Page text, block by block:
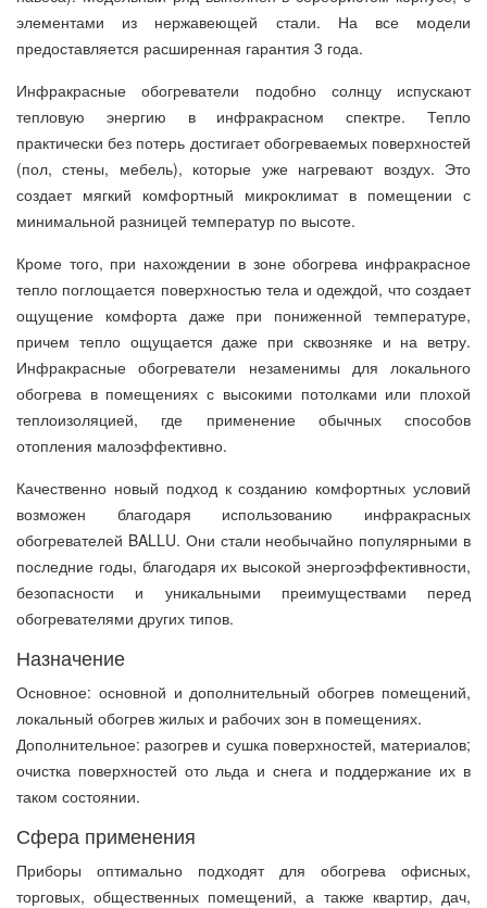
элементами из нержавеющей стали. На все модели
предоставляется расширенная гарантия 3 года.
Инфракрасные обогреватели подобно солнцу испускают
тепловую энергию в инфракрасном спектре. Тепло
практически без потерь достигает обогреваемых поверхностей
(пол, стены, мебель), которые уже нагревают воздух. Это
создает мягкий комфортный микроклимат в помещении с
минимальной разницей температур по высоте.
Кроме того, при нахождении в зоне обогрева инфракрасное
тепло поглощается поверхностью тела и одеждой, что создает
ощущение комфорта даже при пониженной температуре,
причем тепло ощущается даже при сквозняке и на ветру.
Инфракрасные обогреватели незаменимы для локального
обогрева в помещениях с высокими потолками или плохой
теплоизоляцией, где применение обычных способов
отопления малоэффективно.
Качественно новый подход к созданию комфортных условий
возможен благодаря использованию инфракрасных
обогревателей BALLU. Они стали необычайно популярными в
последние годы, благодаря их высокой энергоэффективности,
безопасности и уникальными преимуществами перед
обогревателями других типов.
Назначение
Основное: основной и дополнительный обогрев помещений,
локальный обогрев жилых и рабочих зон в помещениях.
Дополнительное: разогрев и сушка поверхностей, материалов;
очистка поверхностей ото льда и снега и поддержание их в
таком состоянии.
Сфера применения
Приборы оптимально подходят для обогрева офисных,
торговых, общественных помещений, а также квартир, дач,